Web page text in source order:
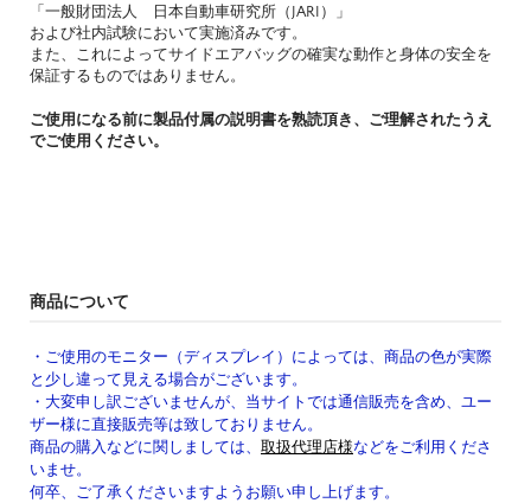
「一般財団法人 日本自動車研究所（JARI）」
および社内試験において実施済みです。
また、これによってサイドエアバッグの確実な動作と身体の安全を
保証するものではありません。
ご使用になる前に製品付属の説明書を熟読頂き、ご理解されたうえ
でご使用ください。
商品について
・ご使用のモニター（ディスプレイ）によっては、商品の色が実際
と少し違って見える場合がございます。
・大変申し訳ございませんが、当サイトでは通信販売を含め、ユー
ザー様に直接販売等は致しておりません。
商品の購入などに関しましては、 取扱代理店様などをご利用くださ
いませ。
何卒、ご了承くださいますようお願い申し上げます。